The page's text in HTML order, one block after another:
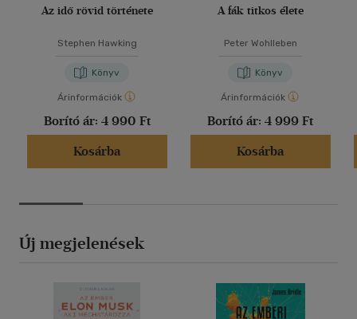
Az idő rövid története
Stephen Hawking
Könyv
Árinformációk
Borító ár: 4 990 Ft
Kosárba
A fák titkos élete
Peter Wohlleben
Könyv
Árinformációk
Borító ár: 4 999 Ft
Kosárba
Új megjelenések